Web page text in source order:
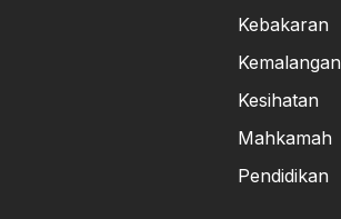
Kebakaran
Kemalangan
Kesihatan
Mahkamah
Pendidikan